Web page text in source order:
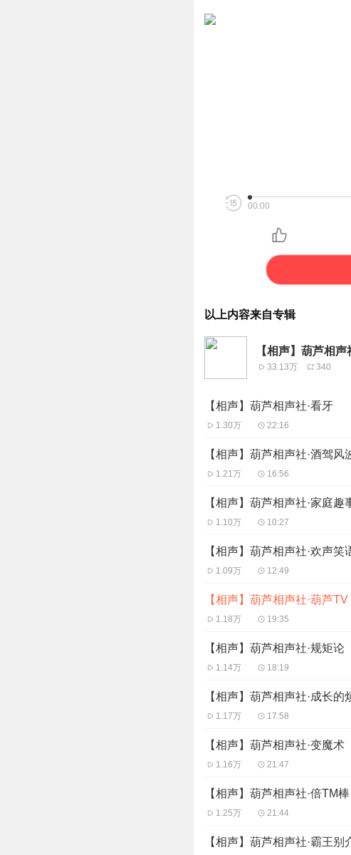
00:00
以上内容来自专辑
【相声】葫芦相
33.13万 340
【相声】葫芦相声社·看牙
1.30万 22:16
【相声】葫芦相声社·酒驾风
1.21万 16:56
【相声】葫芦相声社·家庭趣
1.10万 10:27
【相声】葫芦相声社·欢声笑
1.09万 12:49
【相声】葫芦相声社·葫芦TV
1.18万 19:35
【相声】葫芦相声社·规矩论
1.14万 18:19
【相声】葫芦相声社·成长的
1.17万 17:58
【相声】葫芦相声社·变魔术
1.16万 21:47
【相声】葫芦相声社·倍TM棒
1.25万 21:44
【相声】葫芦相声社·霸王别